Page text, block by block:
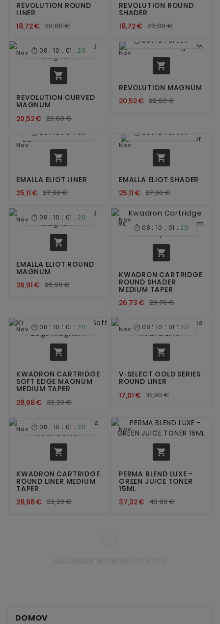
REVOLUTION ROUND
LINER
18,72 € 20,80 €
REVOLUTION ROUND
SHADER
18,72 € 20,80 €
Nov  08 : 10 : 01 : 20

REVOLUTION CURVED
MAGNUM
20,52 € 22,80 €
Nov
 08 : 10 : 01 : 20

REVOLUTION MAGNUM
20,52 € 22,80 €
Nov
 08 : 10 : 01 : 20

EMALLA ELIOT LINER
25,11 € 27,90 €
Nov
 08 : 10 : 01 : 20

EMALLA ELIOT SHADER
25,11 € 27,90 €
Nov  08 : 10 : 01 : 20

EMALLA ELIOT ROUND
MAGNUM
26,91 € 29,90 €
Nov
 08 : 10 : 01 : 20

KWADRON CARTRIDGE
ROUND SHADER
MEDIUM TAPER
26,73 € 29,70 €
Nov  08 : 10 : 01 : 20

KWADRON CARTRIDGE
SOFT EDGE MAGNUM
MEDIUM TAPER
28,98 € 32,20 €
Nov  08 : 10 : 01 : 20

V‑SELECT GOLD SERIES
ROUND LINER
17,01 € 18,90 €
Nov  08 : 10 : 01 : 20

KWADRON CARTRIDGE
ROUND LINER MEDIUM
TAPER
28,98 € 32,20 €
Nov

PERMA BLEND LUXE -
GREEN JUICE TONER
15ML
37,32 € 43,90 €
DOMOV